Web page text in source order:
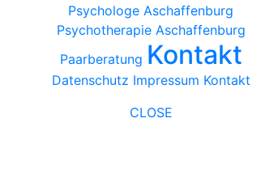
Psychologe Aschaffenburg
Psychotherapie Aschaffenburg
Paarberatung Kontakt
Datenschutz Impressum Kontakt
CLOSE